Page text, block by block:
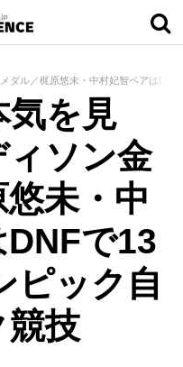
ダル／梶原悠未・中村妃智ペアは
気を見
ソン金
未・中
で13
ピック自
競技